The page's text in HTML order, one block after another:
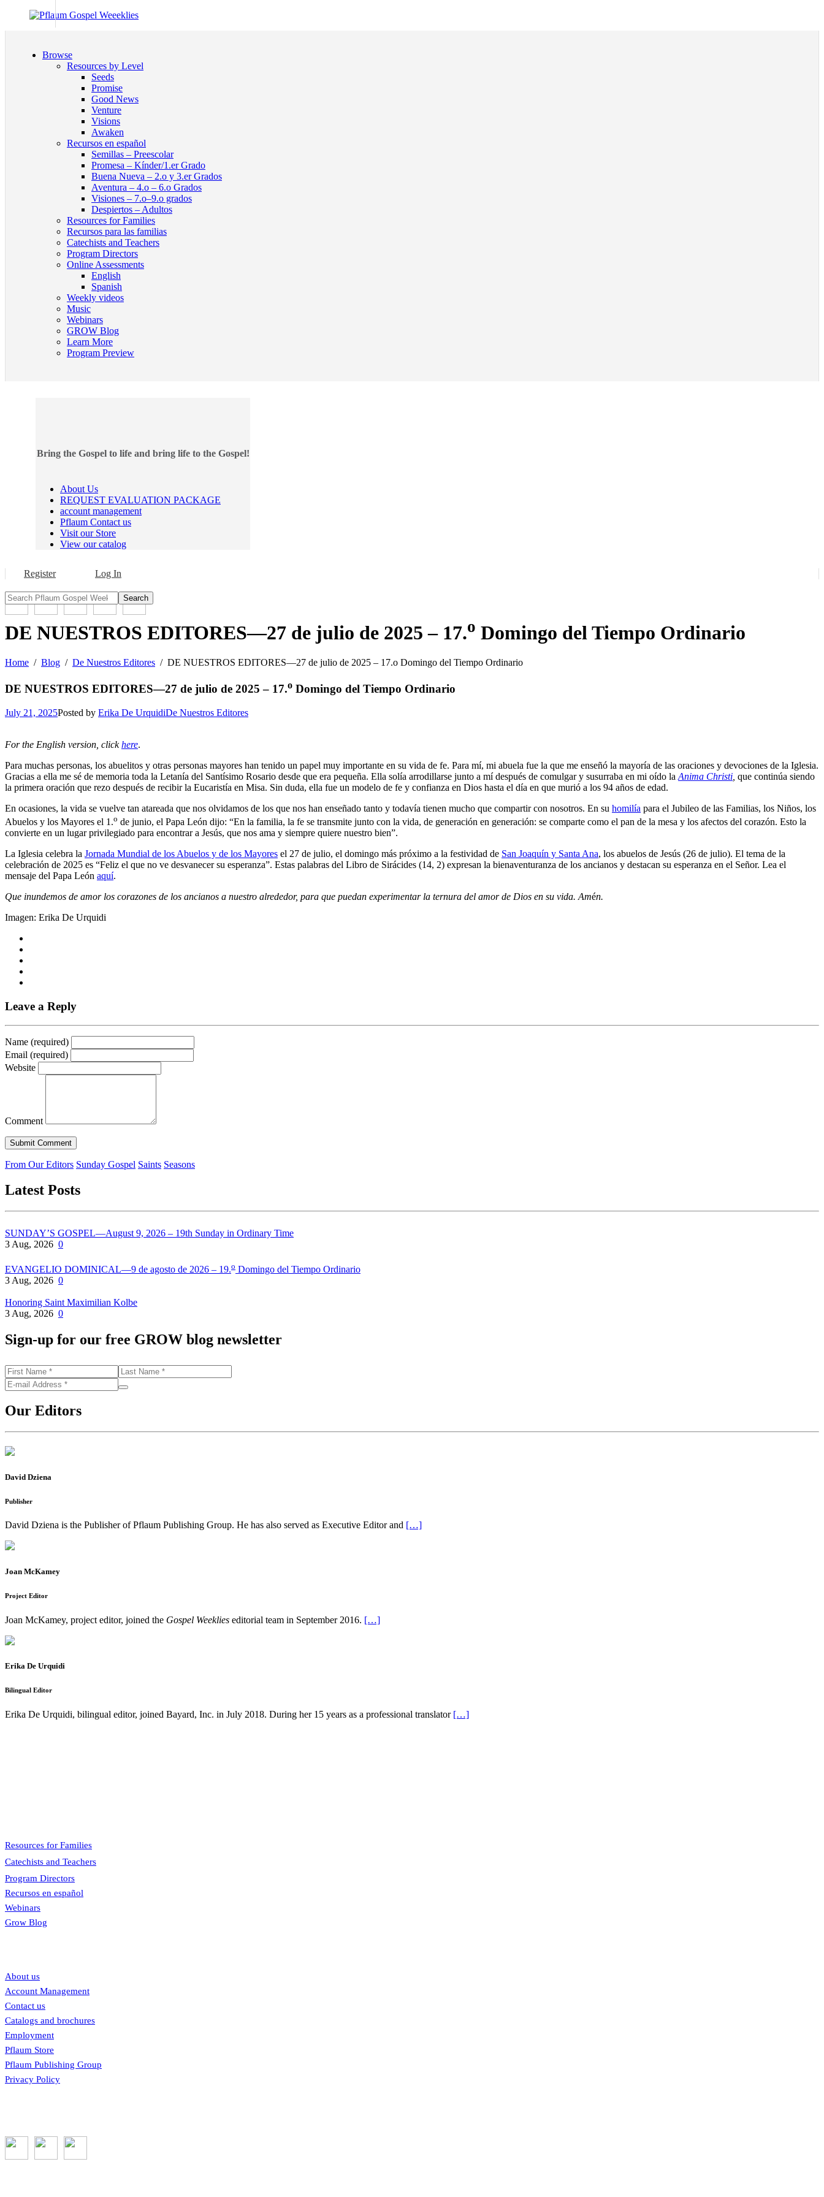
Browse
Resources by Level
Seeds
Promise
Good News
Venture
Visions
Awaken
Recursos en español
Semillas – Preescolar
Promesa – Kínder/1.er Grado
Buena Nueva – 2.o y 3.er Grados
Aventura – 4.o – 6.o Grados
Visiones – 7.o–9.o grados
Despiertos – Adultos
Resources for Families
Recursos para las familias
Catechists and Teachers
Program Directors
Online Assessments
English
Spanish
Weekly videos
Music
Webinars
GROW Blog
Learn More
Program Preview
Bring the Gospel to life and bring life to the Gospel!
About Us
REQUEST EVALUATION PACKAGE
account management
Pflaum Contact us
Visit our Store
View our catalog
Register Log In
Search
DE NUESTROS EDITORES—27 de julio de 2025 – 17.o Domingo del Tiempo Ordinario
Home Blog De Nuestros Editores DE NUESTROS EDITORES—27 de julio de 2025 – 17.o Domingo del Tiempo Ordinario
DE NUESTROS EDITORES—27 de julio de 2025 – 17.o Domingo del Tiempo Ordinario
July 21, 2025Posted by Erika De UrquidiDe Nuestros Editores
For the English version, clickhere.
Para muchas personas, los abuelitos y otras personas mayores han tenido un papel muy importante en su vida de fe. Para mí, mi abuela fue la que me enseñó la mayoría de las oraciones y devociones de la Iglesia.
Gracias a ella me sé de memoria toda la Letanía del Santísimo Rosario desde que era pequeña. Ella solía arrodillarse junto a mí después de comulgar y susurraba en mi oído la Anima Christi que continúa siendo
la primera oración que rezo después de recibir la Eucaristía en Misa. Sin duda, ella fue un modelo de fe y confianza en Dios hasta el día en que murió a los 94 años de edad.
En ocasiones, la vida se vuelve tan atareada que nos olvidamos de los que nos han enseñado tanto y todavía tienen mucho que compartir con nosotros. En su homilía para el Jubileo de las Familias, los Niños, los
Abuelos y los Mayores el 1.o de junio, el Papa León dijo: “En la familia, la fe se transmite junto con la vida, de generación en generación: se comparte como el pan de la mesa y los afectos del corazón. Esto la
convierte en un lugar privilegiado para encontrar a Jesús, que nos ama y siempre quiere nuestro bien”.
La Iglesia celebra la Jornada Mundial de los Abuelos y de los Mayores el 27 de julio, el domingo más próximo a la festividad de San Joaquín y Santa Ana, los abuelos de Jesús (26 de julio). El tema de la
celebración de 2025 es “Feliz el que no ve desvanecer su esperanza”. Estas palabras del Libro de Sirácides (14, 2) expresan la bienaventuranza de los ancianos y destacan su esperanza en el Señor. Lea el
mensaje del Papa León aquí.
Que inundemos de amor los corazones de los ancianos a nuestro alrededor, para que puedan experimentar la ternura del amor de Dios en su vida. Amén.
Imagen: Erika De Urquidi
Leave a Reply
Name (required)
Email (required)
Website
Comment
From Our Editors Sunday Gospel Saints Seasons
Latest Posts
SUNDAY’S GOSPEL—August 9, 2026 – 19th Sunday in Ordinary Time
3 Aug, 2026 0
EVANGELIO DOMINICAL—9 de agosto de 2026 – 19.o Domingo del Tiempo Ordinario
3 Aug, 2026 0
Honoring Saint Maximilian Kolbe
3 Aug, 2026 0
Sign-up for our free GROW blog newsletter
Our Editors
David Dziena
Publisher
David Dziena is the Publisher of Pflaum Publishing Group. He has also served as Executive Editor and […]
Joan McKamey
Project Editor
Joan McKamey, project editor, joined the Gospel Weeklies editorial team in September 2016. […]
Erika De Urquidi
Bilingual Editor
Erika De Urquidi, bilingual editor, joined Bayard, Inc. in July 2018. During her 15 years as a professional translator […]
Resources for Families
Catechists and Teachers
Program Directors
Recursos en español
Webinars
Grow Blog
About us
Account Management
Contact us
Catalogs and brochures
Employment
Pflaum Store
Pflaum Publishing Group
Privacy Policy